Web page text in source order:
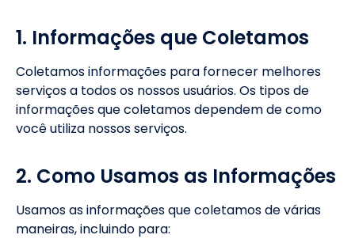
1. Informações que Coletamos
Coletamos informações para fornecer melhores
serviços a todos os nossos usuários. Os tipos de
informações que coletamos dependem de como
você utiliza nossos serviços.
2. Como Usamos as Informações
Usamos as informações que coletamos de várias
maneiras, incluindo para: